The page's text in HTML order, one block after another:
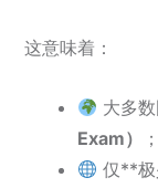
这意味着：
大多
Exam）
；
仅**极